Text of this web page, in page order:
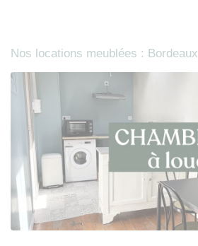
Nos locations meublées : Bordeaux